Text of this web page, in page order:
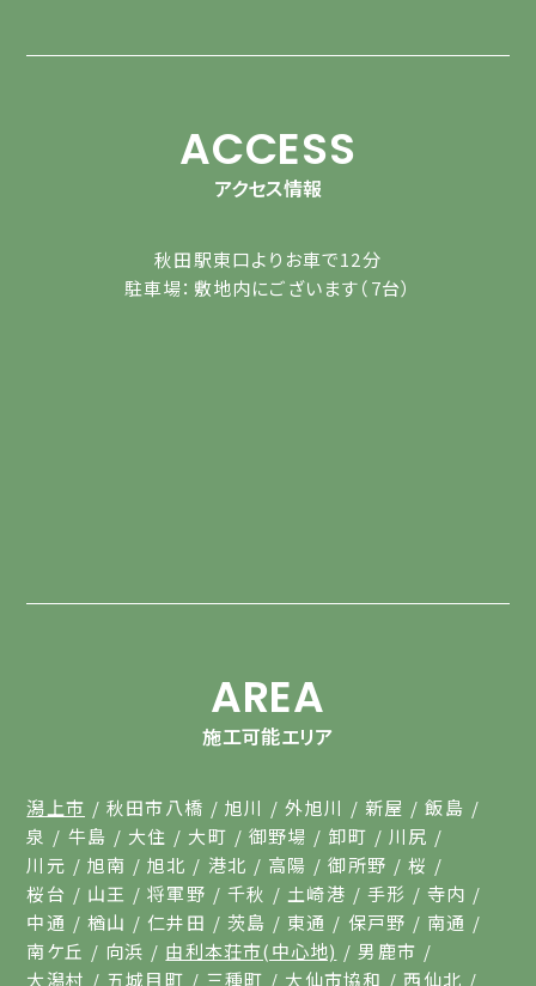
ACCESS
アクセス情報
秋田駅東口よりお車で12分
駐車場：敷地内にございます（7台）
AREA
施工可能エリア
潟上市 秋田市八橋 旭川 外旭川 新屋
飯島
泉
牛島 大住 大町 御野場 卸町
川尻
川元
旭南 旭北 港北 高陽 御所野
桜
桜台
山王 将軍野 千秋 土崎港 手形
寺内
中通
楢山 仁井田 茨島 東通 保戸野
南通
南ケ丘
向浜 由利本荘市(中心地)
男鹿市
大潟村
五城目町 三種町 大仙市協和 西仙北